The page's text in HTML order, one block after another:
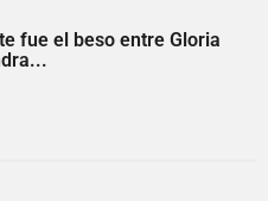
fue el beso entre Gloria